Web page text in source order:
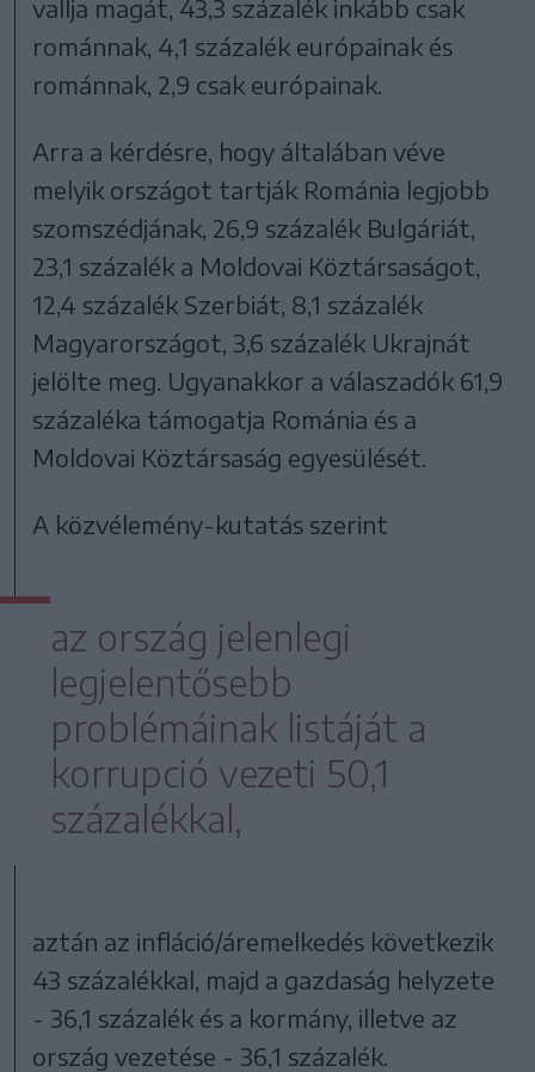
vallja magát, 43,3 százalék inkább csak
románnak, 4,1 százalék európainak és
románnak, 2,9 csak európainak.
Arra a kérdésre, hogy általában véve
melyik országot tartják Románia legjobb
szomszédjának, 26,9 százalék Bulgáriát,
23,1 százalék a Moldovai Köztársaságot,
12,4 százalék Szerbiát, 8,1 százalék
Magyarországot, 3,6 százalék Ukrajnát
jelölte meg. Ugyanakkor a válaszadók 61,9
százaléka támogatja Románia és a
Moldovai Köztársaság egyesülését.
A közvélemény-kutatás szerint
az ország jelenlegi
legjelentősebb
problémáinak listáját a
korrupció vezeti 50,1
százalékkal,
aztán az infláció/áremelkedés következik
43 százalékkal, majd a gazdaság helyzete
- 36,1 százalék és a kormány, illetve az
ország vezetése - 36,1 százalék.